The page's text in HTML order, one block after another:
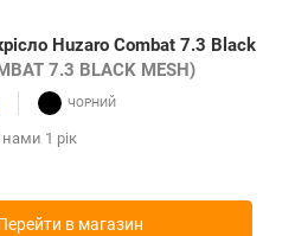
Huzaro Combat 7.3 Black
7.3 BLACK MESH)
1 рік
в магазин